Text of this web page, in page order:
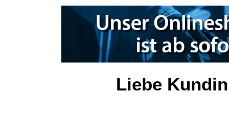
Liebe